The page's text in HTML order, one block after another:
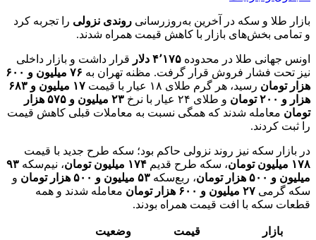
بازار طلا و سکه در آخرین به‌روزرسانی روندی نزولی را تجربه کرد
و تمامی بخش‌های بازار با کاهش قیمت همراه شدند.
اونس جهانی طلا در محدوده ۴٬۱۷۵ دلار
قرار داشت و بازار داخلی
نیز تحت فشار فروش قرار گرفت. مظنه تهران به
۷۶ میلیون و ۶۰۰
هزار تومان رسید، هر گرم طلای ۱۸ عیار با قیمت
۱۷ میلیون و ۶۸۳
هزار و ۲۰۰ تومان
و طلای ۲۴ عیار با نرخ
۲۳ میلیون و ۵۷۵ هزار
تومان معامله شدند که همگی نسبت به معاملات قبلی کاهش قیمت
را ثبت کردند.
در بازار سکه نیز روند نزولی حاکم بود؛ سکه طرح جدید با قیمت
۱۷۸ میلیون تومان
، سکه طرح قدیم ۱۷۴ میلیون تومان ، نیم‌سکه ۹۳
میلیون و ۵۰۰ هزار تومان
، ربع‌سکه ۵۳ میلیون و ۵۰۰ هزار تومان
و
سکه گرمی ۲۷ میلیون و ۶۰۰ هزار تومان
معامله شدند و همه
قطعات سکه با افت قیمت همراه بودند.
بازار قیمت
وضعیت